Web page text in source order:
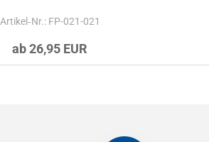
Artikel‑Nr.: FP-021-021
ab 26,95 EUR